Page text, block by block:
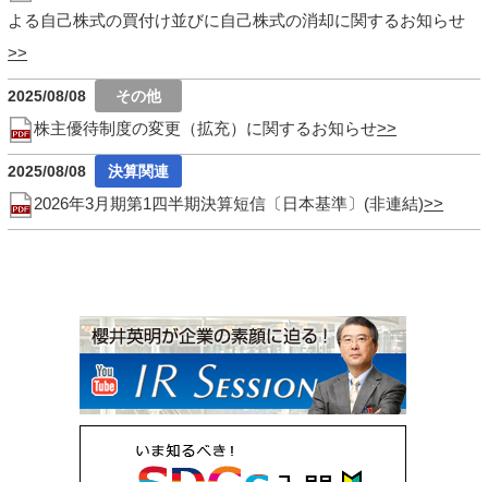
よる自己株式の買付け並びに自己株式の消却に関するお知らせ
2025/08/08
株主優待制度の変更（拡充）に関するお知らせ
2025/08/08
2026年3月期第1四半期決算短信〔日本基準〕(非連結)